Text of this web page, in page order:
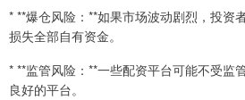
* **爆仓风险：**如果市场波动剧烈，投资
损失全部自有资金。
* **监管风险：**一些配资平台可能不受监
良好的平台。